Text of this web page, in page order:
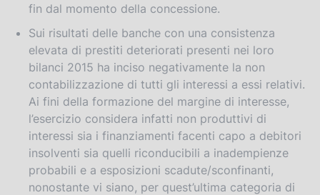
fin dal momento della concessione.
Sui risultati delle banche con una consistenza
elevata di prestiti deteriorati presenti nei loro
bilanci 2015 ha inciso negativamente la non
contabilizzazione di tutti gli interessi a essi relativi.
Ai fini della formazione del margine di interesse,
l’esercizio considera infatti non produttivi di
interessi sia i finanziamenti facenti capo a debitori
insolventi sia quelli riconducibili a inadempienze
probabili e a esposizioni scadute/sconfinanti,
nonostante vi siano, per quest’ultima categoria di